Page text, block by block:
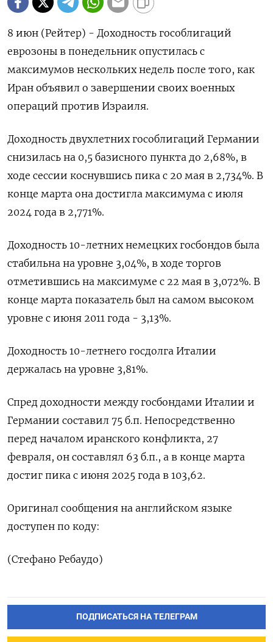
8 июн (Рейтер) - Доходность гособлигаций
еврозоны в понедельник опустилась с
максимумов нескольких недель после того, ‌как
Иран объявил о завершении своих военных
операций против Израиля.
Доходность двухлетних гособлигаций Германии
снизилась ​на ​0,5 ​базисного пункта до ⁠2,68%, в
ходе ‌сессии коснувшись пика с ‌20 мая в 2,734%. В
конце марта ​она достигла максимума с июля
‌2024 года в 2,771%.
Доходность ​10-летних немецких госбондов была
стабильна на уровне ‌3,04%, в ходе торгов
отметившись на максимуме с 22 мая ​в 3,072%. ​В
‌конце марта показатель был на самом высоком ​
уровне с июня 2011 года - 3,13%.
Доходность 10-летнего госдолга Италии
держалась на уровне 3,81%.
Спред доходности между госбондами Италии и
Германии составил 75 б.п. Непосредственно
перед ​началом иранского конфликта, ⁠27
февраля, он составлял 63 б.п., а ‌в конце марта
достиг пика с ‌июня 2025 года в 103,62.
Оригинал сообщения ​на английском языке
доступен ‌по коду:
(Стефано Ребаудо)
ПОДПИСАТЬСЯ НА ТЕЛЕГРАМ